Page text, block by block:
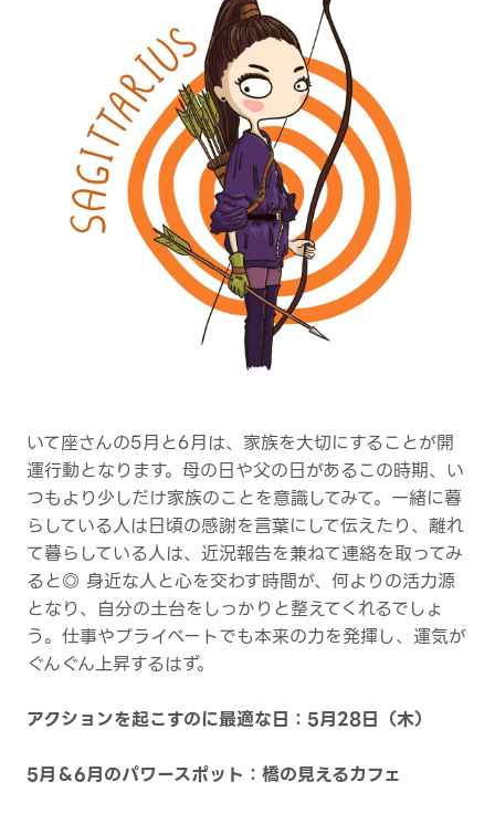
いて座さんの5月と6月は、家族を大切にすることが開
運行動となります。母の日や父の日があるこの時期、い
つもより少しだけ家族のことを意識してみて。一緒に暮
らしている人は日頃の感謝を言葉にして伝えたり、離れ
て暮らしている人は、近況報告を兼ねて連絡を取ってみ
ると◎ 身近な人と心を交わす時間が、何よりの活力源
となり、自分の土台をしっかりと整えてくれるでしょ
う。仕事やプライベートでも本来の力を発揮し、運気が
ぐんぐん上昇するはず。
アクションを起こすのに最適な日：5月28日（木）
5月＆6月のパワースポット：橋の見えるカフェ